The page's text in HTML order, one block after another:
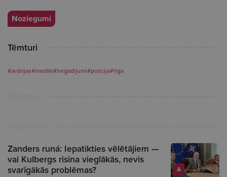
Noziegumi
Tēmturi
#avārijas#mediķi#negadījumi#policija#rīga
A
Zanders runá: Iepatikties vēlētājiem —
vai Kulbergs risina vieglākās, nevis
svarīgākās problēmas?